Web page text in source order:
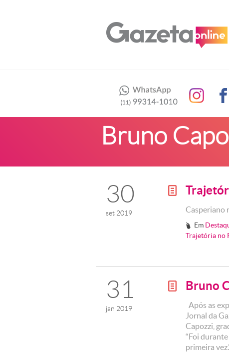
Bruno
30
set 2019
g
Casperiano
# Em
Trajetória no
31
jan 2019
g Bruno
Após as
Jornal da
Capozzi,
“Foi
primeira